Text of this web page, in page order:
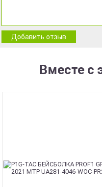
Добавить отзыв
Вместе с